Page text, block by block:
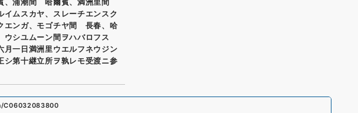
ムスカヤ、スレーチエンスク
ンガ、モゴチヤ間 長春、哈
シユムーン間ヲハバロフス
月一日満洲里ウエルフネウジン
シ第十継立所ヲ孰レモ受渡ニ参
C06032083800